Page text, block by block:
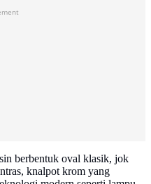
berbentuk oval klasik, jok
knalpot krom yang